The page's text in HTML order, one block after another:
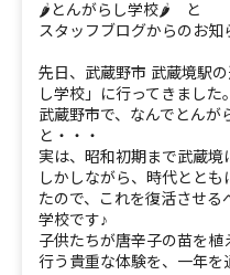
🌶とんがらし学校🌶 と
スタッフブログからのお知
先日、武蔵野市 武蔵境駅
し学校」に行ってきまし
武蔵野市で、なんでとんが
と・・・
実は、昭和初期まで武蔵境
しかしながら、時代とと
たので、これを復活させる
学校です♪
子供たちが唐辛子の苗を植
行う貴重な体験を、一年を